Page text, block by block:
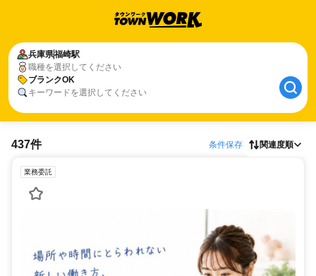
兵庫県福崎駅
職種を選択してください
ブランクOK
キーワードを選択してください
437件 条件保存 関連度順
業務委託